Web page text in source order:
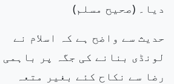
دیا۔ (صحیح مسلم)
حدیث سے واضح ہے کہ اسلام نے
لونڈی بنانے کی جگہ پر باہمی
رضا سے نکاح کئے بغیر متعہ